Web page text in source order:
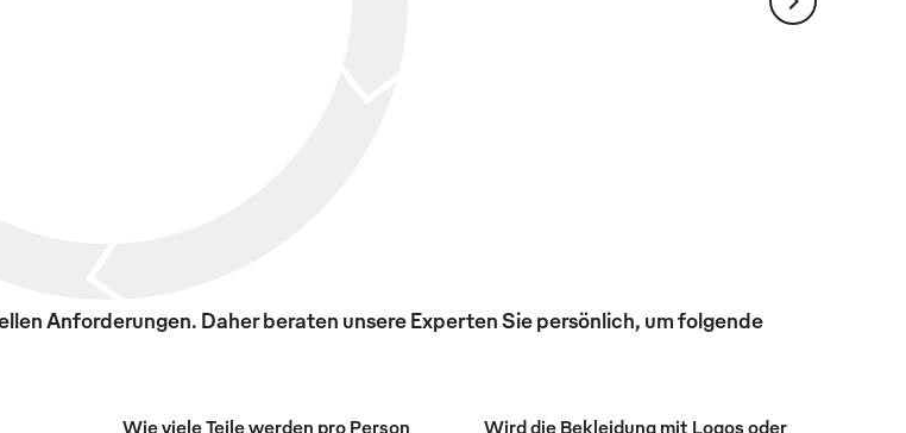
Anforderungen. Daher beraten unsere Experten Sie persönlich, um folgende
Wie viele Teile werden pro Person Wird die Bekleidung mit Logos oder